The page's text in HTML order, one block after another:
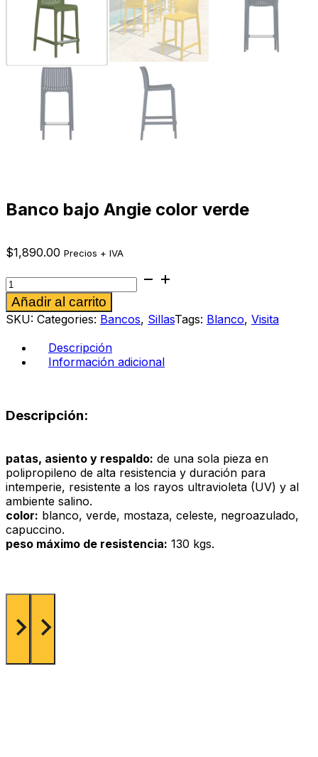
Banco bajo Angie color verde
$1,890.00 Precios + IVA
Banco
bajo
Angie
color
verde
Añadir al carrito
SKU: Categories: Bancos, SillasTags: Blanco, Visita
Descripción
Información adicional
Descripción:
patas, asiento y respaldo: de una sola pieza en
polipropileno de alta resistencia y duración para
intemperie, resistente a los rayos ultravioleta (UV) y al
ambiente salino.
color: blanco, verde, mostaza, celeste, negroazulado,
capuccino.
peso máximo de resistencia: 130 kgs.